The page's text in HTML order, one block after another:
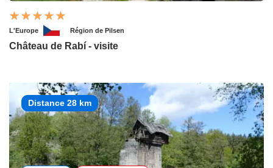
L'Europe Région de Pilsen
Château de Rabí - visite
Distance 28 km